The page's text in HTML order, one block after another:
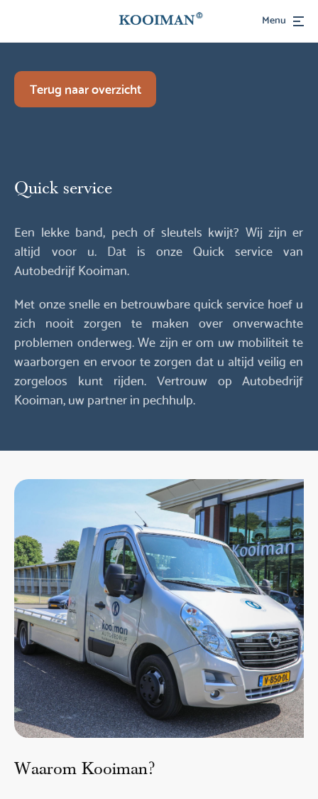
Menu
Terug naar overzicht
Quick service
Een lekke band, pech of sleutels kwijt? Wij zijn er
altijd voor u. Dat is onze Quick service van
Autobedrijf Kooiman.
Met onze snelle en betrouwbare quick service hoef u
zich nooit zorgen te maken over onverwachte
problemen onderweg. We zijn er om uw mobiliteit te
waarborgen en ervoor te zorgen dat u altijd veilig en
zorgeloos kunt rijden. Vertrouw op Autobedrijf
Kooiman, uw partner in pechhulp.
Waarom Kooiman?